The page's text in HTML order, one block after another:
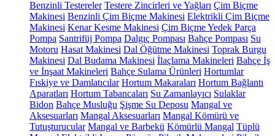
Benzinli Testereler Testere Zincirleri ve Yağları Çim Biçme
Makinesi Benzinli Çim Biçme Makinesi Elektrikli Çim Biçme
Makinesi Kenar Kesme Makinesi Çim Biçme Yedek Parça
Pompa Santrifüj Pompa Dalgıç Pompası Bahçe Pompası Su
Motoru Hasat Makinesi Dal Öğütme Makinesi Toprak Burgu
Makinesi Dal Budama Makinesi İlaçlama Makineleri Bahçe İş
ve İnşaat Makineleri Bahçe Sulama Ürünleri Hortumlar
Fıskiye ve Damlatıcılar Hortum Makaraları Hortum Bağlantı
Aparatları Hortum Tabancaları Su Zamanlayıcı Sulaklar
Bidon Bahçe Musluğu Şişme Su Deposu Mangal ve
Aksesuarları Mangal Aksesuarları Mangal Kömürü ve
Tutuşturucular Mangal ve Barbekü Kömürlü Mangal Tüplü